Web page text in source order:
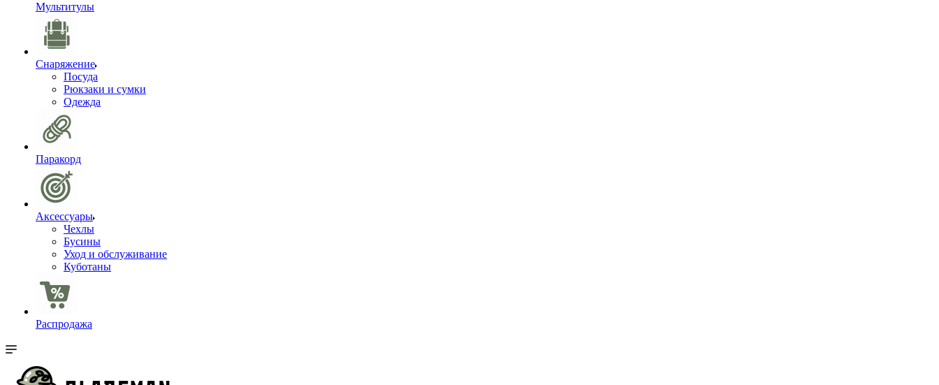
Мультитулы
Снаряжение
Посуда
Рюкзаки и сумки
Одежда
Паракорд
Аксессуары
Чехлы
Бусины
Уход и обслуживание
Куботаны
Распродажа